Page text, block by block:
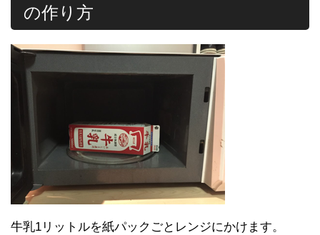
の作り方
牛乳1リットルを紙パックごとレンジにかけます。